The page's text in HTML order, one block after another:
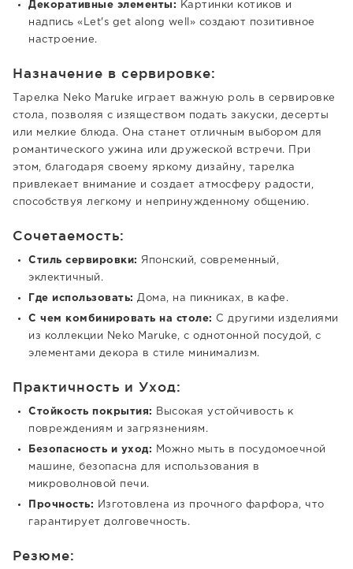
Декоративные элементы: Картинки котиков и
надпись «Let's get along well» создают позитивное
настроение.
Назначение в сервировке:
Тарелка Neko Maruke играет важную роль в сервировке
стола, позволяя с изяществом подать закуски, десерты
или мелкие блюда. Она станет отличным выбором для
романтического ужина или дружеской встречи. При
этом, благодаря своему яркому дизайну, тарелка
привлекает внимание и создает атмосферу радости,
способствуя легкому и непринужденному общению.
Сочетаемость:
Стиль сервировки:
Японский, современный,
эклектичный.
Где использовать: Дома, на пикниках, в кафе.
С чем комбинировать на столе:
С другими изделиями
из коллекции Neko Maruke, с однотонной посудой, с
элементами декора в стиле минимализм.
Практичность и Уход:
Стойкость покрытия:
Высокая устойчивость к
повреждениям и загрязнениям.
Безопасность и уход: Можно мыть в посудомоечной
машине, безопасна для использования в
микроволновой печи.
Прочность: Изготовлена из прочного фарфора, что
гарантирует долговечность.
Резюме: